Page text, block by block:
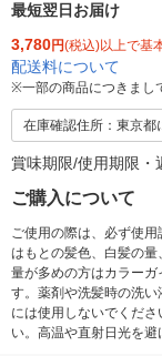
最短翌日お届け
3,780円(税込)以上で基
配送料について
※一部の商品につきまし
在庫確認住所：東京都
賞味期限/使用期限・
ご購入について
ご使用の際は、必ず使
はもとの髪色、白髪の
量が多めの方はカラー
す。薬剤や洗髪時の洗
には使用しないでくだ
い。高温や直射日光を避